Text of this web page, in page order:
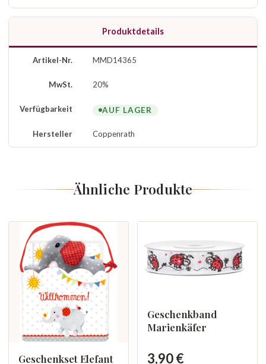
Produktdetails
Artikel-Nr. MMD14365
MwSt. 20%
Verfügbarkeit AUF LAGER
Hersteller Coppenrath
Ähnliche Produkte
Geschenkset Elefant
Geschenkband
Marienkäfer
3,90 €